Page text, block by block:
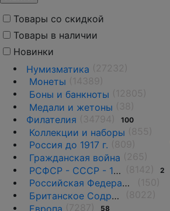
Товары со скидкой
Товары в наличии
Новинки
Нумизматика
Монеты
Боны и банкноты
Медали и жетоны
Филателия
100
Коллекции и наборы
Россия до 1917 г.
Гражданская война
РСФСР - СССР - 1918 - 1991
2
Российская Федерация(1992 г.-н.д.)
Британское Содружество
Европа
58